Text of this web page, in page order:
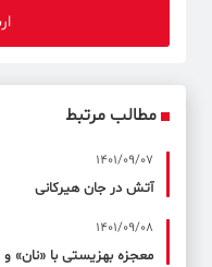
مطالب مرتبط
1401/09/07
آتش در جان هیرکانی
1401/09/08
معجزه بهزیستی با «نان» و